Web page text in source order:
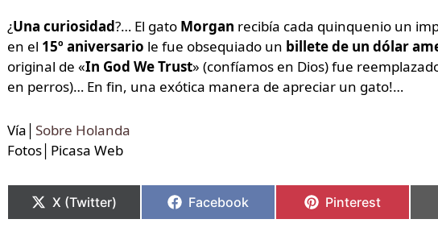
¿Una curiosidad?… El gatoMorgan recibía cada quinquenio un
en el 15º aniversario le fue obsequiado un billete de un dólar
original de «In God We Trust» (confíamos en Dios) fue
en perros)… En fin, una exótica manera de apreciar un gato!…
Vía│ Sobre Holanda
Fotos│Picasa Web
X (Twitter) Facebook Pinterest